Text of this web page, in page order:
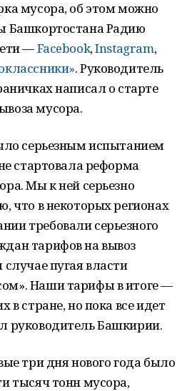
мусора, об этом можно
Башкортостана Радию
—Facebook,Instagram,
. Руководитель
написал о старте
мусора.
серьезным испытанием
стартовала реформа
Мы к ней серьезно
что в некоторых регионах
требовали серьезного
тарифов на вывоз
пугая власти
Наши тарифы в итоге —
в стране, но пока все идет
руководитель Башкирии.
три дня нового года было
тысяч тонн мусора,